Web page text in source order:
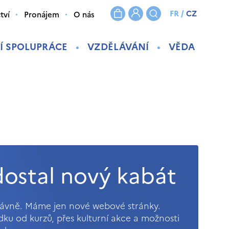
SPOLUPRÁCE VZDĚLÁVÁNÍ VĚDA
Pronájem O nás FR/CZ
nový kabát
Máme jen nové webové stránky.
od kurzů, přes kulturní akce a možnosti